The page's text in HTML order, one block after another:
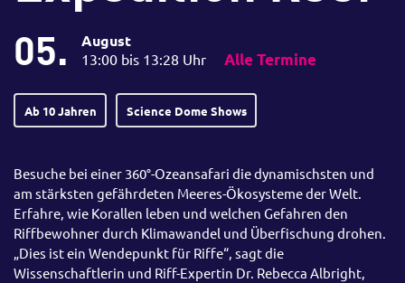
05. August
13:00 bis 13:28 Uhr Alle Termine
Ab 10 Jahren Science Dome Shows
Besuche bei einer 360°-Ozeansafari die dynamischsten und
am stärksten gefährdeten Meeres-Ökosysteme der Welt.
Erfahre, wie Korallen leben und welchen Gefahren den
Riffbewohner durch Klimawandel und Überfischung drohen.
„Dies ist ein Wendepunkt für Riffe“, sagt die
Wissenschaftlerin und Riff-Expertin Dr. Rebecca Albright,